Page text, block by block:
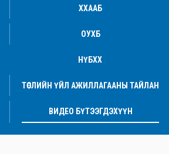
ХХААБ
ОУХБ
НҮБХХ
ТӨСЛИЙН ҮЙЛ АЖИЛЛАГААНЫ ТАЙЛАН
ВИДЕО БҮТЭЭГДЭХҮҮН